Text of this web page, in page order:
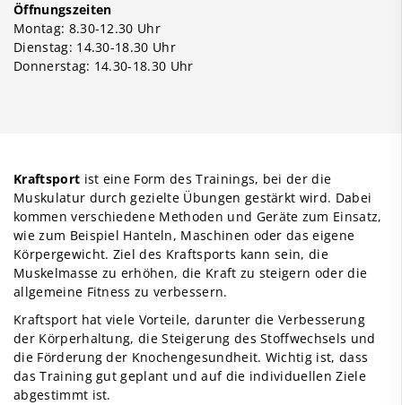
Öffnungszeiten
Montag: 8.30-12.30 Uhr
Dienstag: 14.30-18.30 Uhr
Donnerstag: 14.30-18.30 Uhr
Kraftsport ist eine Form des Trainings, bei der die
Muskulatur durch gezielte Übungen gestärkt wird. Dabei
kommen verschiedene Methoden und Geräte zum Einsatz,
wie zum Beispiel Hanteln, Maschinen oder das eigene
Körpergewicht. Ziel des Kraftsports kann sein, die
Muskelmasse zu erhöhen, die Kraft zu steigern oder die
allgemeine Fitness zu verbessern.
Kraftsport hat viele Vorteile, darunter die Verbesserung
der Körperhaltung, die Steigerung des Stoffwechsels und
die Förderung der Knochengesundheit. Wichtig ist, dass
das Training gut geplant und auf die individuellen Ziele
abgestimmt ist.